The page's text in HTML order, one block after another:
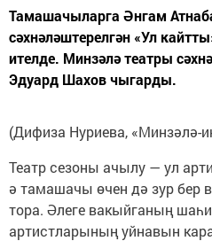
Тамашачыларга Әнгам
сәхнәләштерелгән «Ул
ителде. Минзәлә театры
Эдуард Шахов чыгарды.
(Дифиза Нуриева, «Минзәлә-
Театр сезоны ачылу — ул
ә тамашачы өчен дә зур бер
тора. Әлеге вакыйганың
артистларының уйнавын